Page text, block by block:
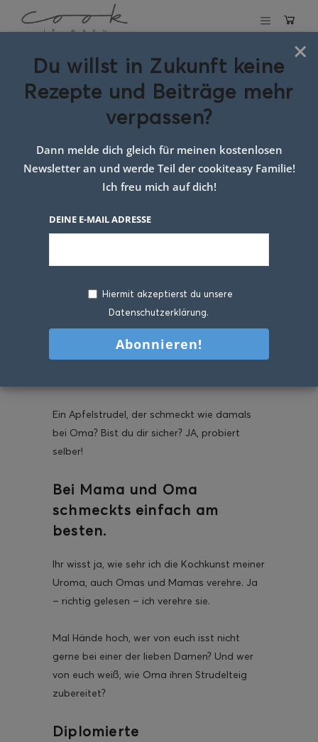
Apfelstrudel
17. MAI 2018
Ein Apfelstrudel, der schmeckt wie damals
bei Oma? Bist du dir sicher? JA, probiert
selber!
Bei Mama und Oma
schmeckts einfach am
besten.
Ihr wisst ja, wie sehr ich die Kochkunst meiner
Uroma, auch Omas und Mamas verehre. Ja
– richtig gelesen – ich verehre sie.
Mal Hände hoch, wer von euch isst nicht
gerne bei einer der lieben Damen? Und wer
von euch weiß, wie Oma ihren Strudelteig
zubereitet?
Diplomierte
×
Du willst in Zukunft keine
Rezepte und Beiträge mehr
verpassen?
Dann melde dich gleich für meinen kostenlosen
Newsletter an und werde Teil der cookiteasy Familie!
Ich freu mich auf dich!
DEINE E-MAIL ADRESSE
Hiermit akzeptierst du unsere
Datenschutzerklärung.